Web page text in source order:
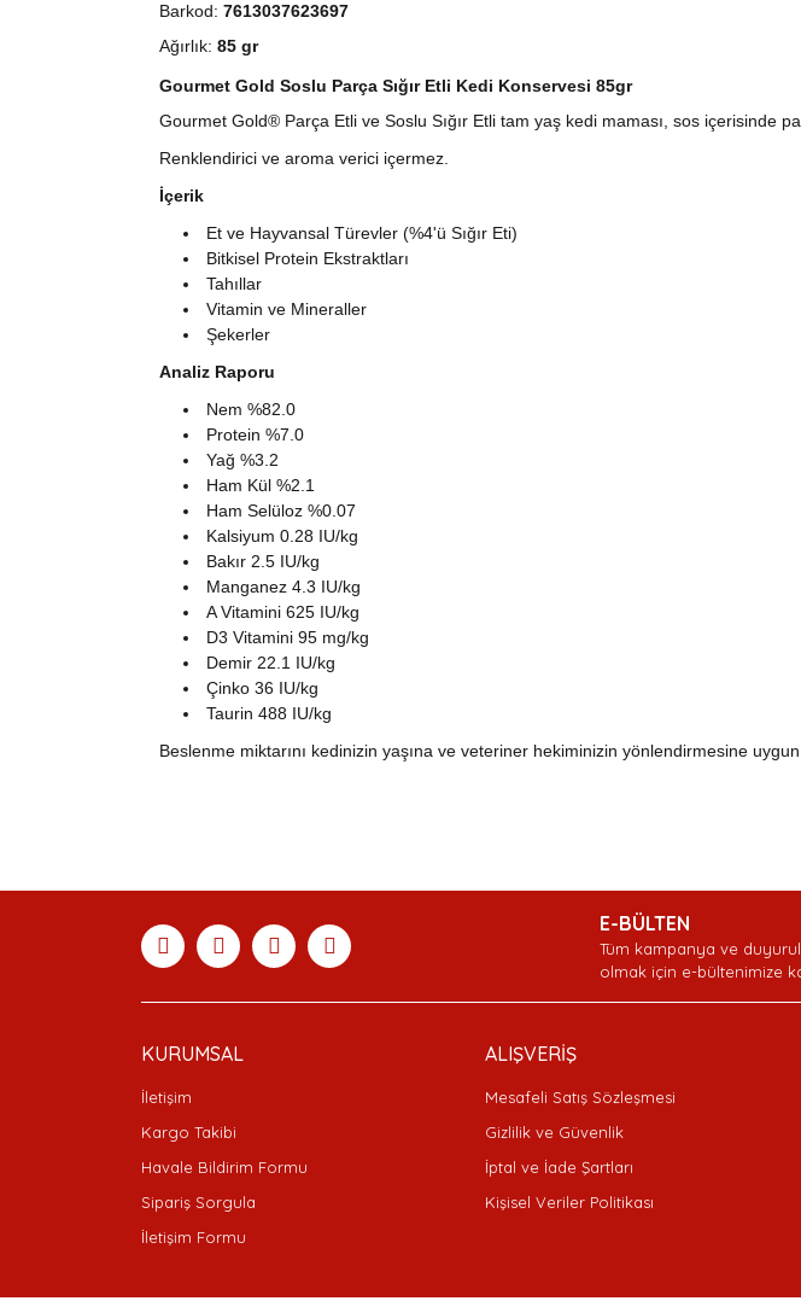
Barkod: 7613037623697
Ağırlık: 85 gr
Gourmet Gold Soslu Parça Sığır Etli Kedi Konservesi 85gr
Gourmet Gold® Parça Etli ve Soslu Sığır Etli tam yaş kedi maması, sos içerisinde
Renklendirici ve aroma verici içermez.
İçerik
Et ve Hayvansal Türevler (%4'ü Sığır Eti)
​Bitkisel Protein Ekstraktları
Tahıllar
Vitamin ve Mineraller
Şekerler
Analiz Raporu
Nem %82.0
Protein %7.0
Yağ %3.2
Ham Kül %2.1
Ham Selüloz %0.07
Kalsiyum 0.28 IU/kg
Bakır 2.5 IU/kg
Manganez 4.3 IU/kg
A Vitamini 625 IU/kg
D3 Vitamini 95 mg/kg
Demir 22.1 IU/kg
Çinko 36 IU/kg
Taurin 488 IU/kg
​Beslenme miktarını kedinizin yaşına ve veteriner hekiminizin yönlendirmesine
Ürün açıklamasında eksik bilgiler bulunuyor.
Bu ürüne benzer farklı alternatifler olmalı.
E-BÜLTEN
Tüm kampanya ve
olmak için e-bültenimize
KURUMSAL
İletişim
Kargo Takibi
Havale Bildirim Formu
Sipariş Sorgula
İletişim Formu
ALIŞVERİŞ
Mesafeli Satış Sözleşmesi
Gizlilik ve Güvenlik
İptal ve İade Şartları
Kişisel Veriler Politikası